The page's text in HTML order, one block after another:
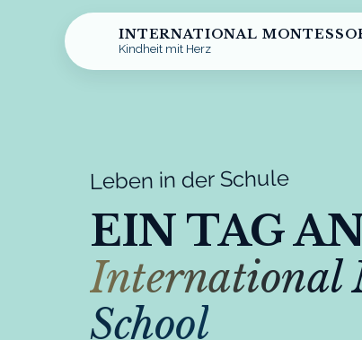
INTERNATIONAL
Kindheit mit Herz
Leben in der Schule
EIN TAG
International
School